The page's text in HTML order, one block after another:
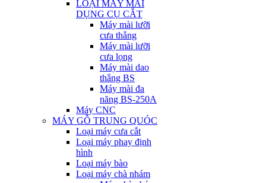
LOẠI MÁY MÀI
DỤNG CỤ CẮT
Máy mài lưỡi
cưa thẳng
Máy mài lưỡi
cưa lọng
Máy mài dao
thẳng BS
Máy mài đa
năng BS-250A
Máy CNC
MÁY GỖ TRUNG QUÓC
Loại máy cưa cắt
Loại máy phay định
hình
Loại máy bào
Loại máy chà nhám